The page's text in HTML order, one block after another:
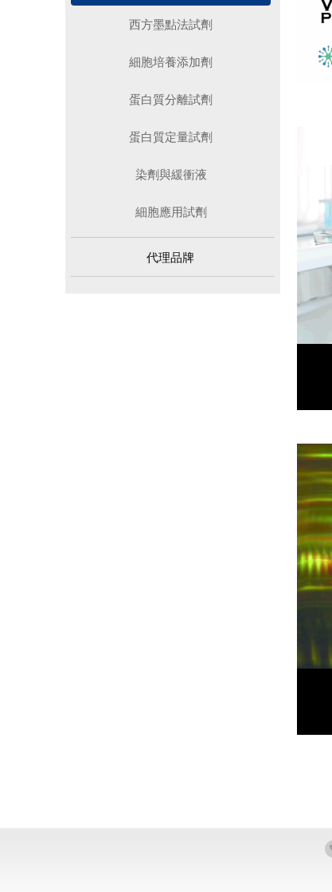
西方墨點法試劑
細胞培養添加劑
蛋白質分離試劑
蛋白質定量試劑
染劑與緩衝液
細胞應用試劑
代理品牌